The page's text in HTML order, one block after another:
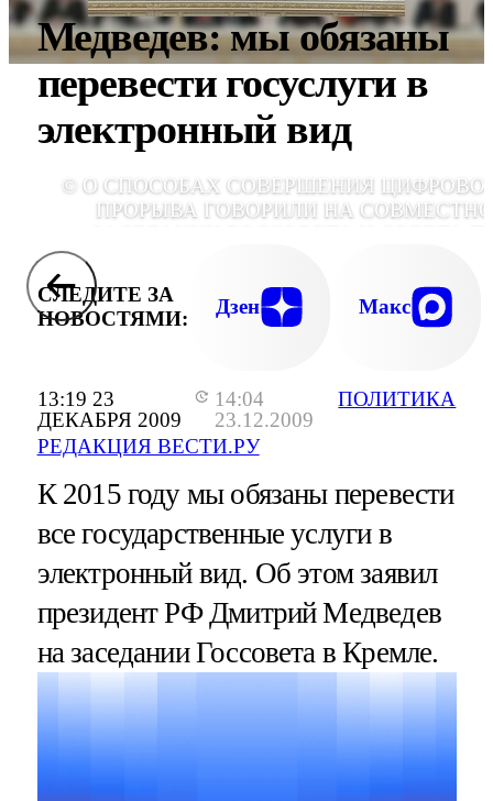
13:19 23
ДЕКАБРЯ 2009
14:04
23.12.2009
РЕДАКЦИЯ ВЕСТИ.РУ
ПОЛИТИКА
Медведев: мы обязаны
перевести госуслуги в
электронный вид
© О СПОСОБАХ СОВЕРШЕНИЯ
ПРОРЫВА ГОВОРИЛИ НА
СЛЕДИТЕ ЗА
НОВОСТЯМИ:
Дзен Макс
К 2015 году мы обязаны перевести
все государственные услуги в
электронный вид. Об этом заявил
президент РФ Дмитрий Медведев
на заседании Госсовета в Кремле.